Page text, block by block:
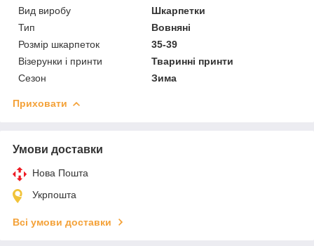
Вид виробу
Шкарпетки
Тип
Вовняні
Розмір шкарпеток
35-39
Візерунки і принти
Тваринні принти
Сезон
Зима
Приховати
Умови доставки
Нова Пошта
Укрпошта
Всі умови доставки